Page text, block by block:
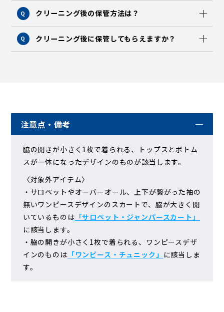
Q クリーニング後の保管方法は？
Q クリーニング後に保管してもらえますか？
注意点・備考
脇の開きが小さく1枚で着られる、トップスとボトム
スが一体になったデザインのものが該当します。
〈対象外アイテム〉
・サロペットやオーバーオール、上下が繋がった袖の
無いワンピースデザインのスカートで、脇が大きく開
いているものは 「サロペット・ジャンパースカート」
に該当します。
・脇の開きが小さく1枚で着られる、ワンピースデザ
インのものは 「ワンピース・チュニック」 に該当しま
す。